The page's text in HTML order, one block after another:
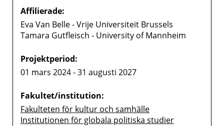
Affilierade:
Eva Van Belle - Vrije Universiteit Brussels
Tamara Gutfleisch - University of Mannheim
Projektperiod:
01 mars 2024 - 31 augusti 2027
Fakultet/institution:
Fakulteten för kultur och samhälle
Institutionen för globala politiska studier